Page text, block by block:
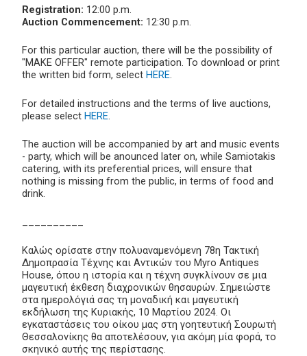
Registration: 12:00 p.m.
Auction Commencement: 12:30 p.m.
For this particular auction, there will be the possibility of
"MAKE OFFER" remote participation. To download or print
the written bid form, select HERE.
For detailed instructions and the terms of live auctions,
please select HERE.
The auction will be accompanied by art and music events
- party, which will be anounced later on, while Samiotakis
catering, with its preferential prices, will ensure that
nothing is missing from the public, in terms of food and
drink.
Καλώς ορίσατε στην πολυαναμενόμενη 78η Τακτική
Δημοπρασία Τέχνης και Αντικών του Myro Antiques
House, όπου η ιστορία και η τέχνη συγκλίνουν σε μια
μαγευτική έκθεση διαχρονικών θησαυρών. Σημειώστε
στα ημερολόγιά σας τη μοναδική και μαγευτική
εκδήλωση της Κυριακής, 10 Μαρτίου 2024. Οι
εγκαταστάσεις του οίκου μας στη γοητευτική Σουρωτή
Θεσσαλονίκης θα αποτελέσουν, για ακόμη μία φορά, το
σκηνικό αυτής της περίστασης.